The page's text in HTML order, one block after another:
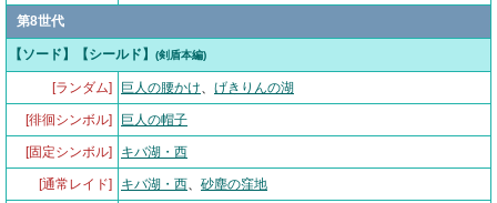
第8世代
【ソード】【シールド】 (剣盾本編)
[ランダム] 巨人の腰かけ、 げきりんの湖
[徘徊シンボル] 巨人の帽子
[固定シンボル] キバ湖・西
[通常レイド] キバ湖・西、 砂塵の窪地